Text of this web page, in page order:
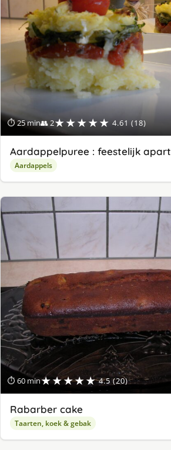
⏱ 25 min👥 2★★★★★ 4.61 (18)
Aardappelpuree : feestelijk apart
Aardappels
⏱ 60 min★★★★★ 4.5 (20)
Rabarber cake
Taarten, koek & gebak